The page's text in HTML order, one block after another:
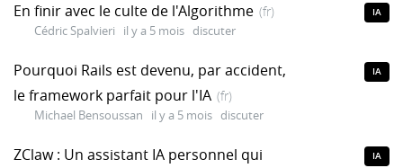
En finir avec le culte de l'Algorithme (fr)
Cédric Spalvieri il y a 5 mois discuter
IA
Pourquoi Rails est devenu, par accident,
le framework parfait pour l'IA (fr)
Michael Bensoussan il y a 5 mois discuter
IA
ZClaw : Un assistant IA personnel qui
IA